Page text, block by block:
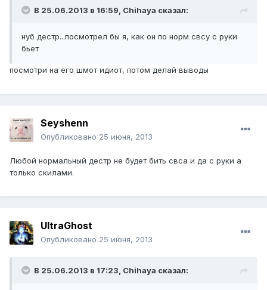
В 25.06.2013 в 16:59, Chihaya сказал:
нуб дестр...посмотрел бы я, как он по норм свсу с руки
бьет
посмотри на его шмот идиот, потом делай выводы
Seyshenn
Опубликовано 25 июня, 2013
Любой нормальный дестр не будет бить свса и да с руки а
только скилами.
UltraGhost
Опубликовано 25 июня, 2013
В 25.06.2013 в 17:23, Chihaya сказал: